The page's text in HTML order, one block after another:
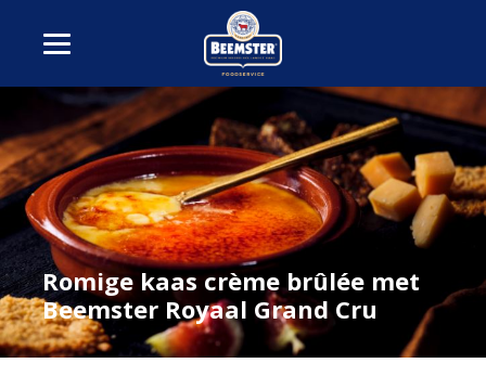
Romige kaas crème brûlée met
Beemster Royaal Grand Cru